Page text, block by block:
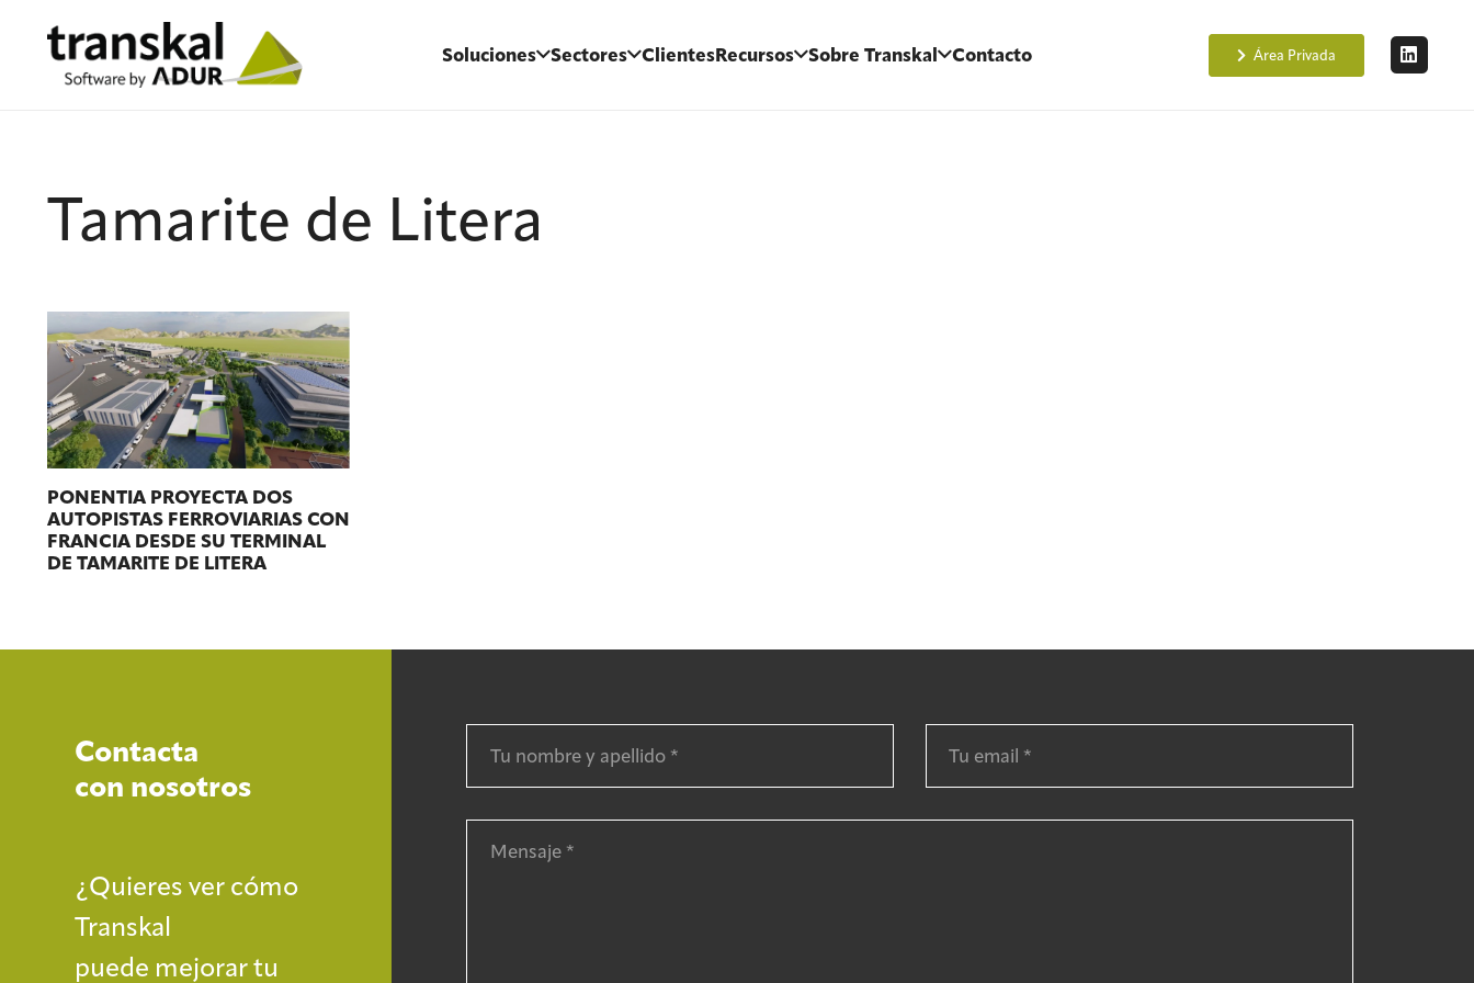
Soluciones Sectores ClientesRecursos Sobre Transkal Contacto Área Privada
Tamarite de Litera
PONENTIA PROYECTA DOS
AUTOPISTAS FERROVIARIAS CON
FRANCIA DESDE SU TERMINAL
DE TAMARITE DE LITERA
Contacta
con nosotros
¿Quieres ver cómo
Transkal
puede mejorar tu